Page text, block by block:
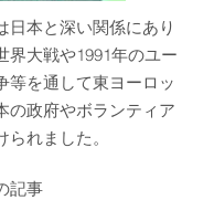
日本と深い関係にあり
界大戦や1991年のユー
等を通して東ヨーロッ
の政府やボランティア
れました。
記事